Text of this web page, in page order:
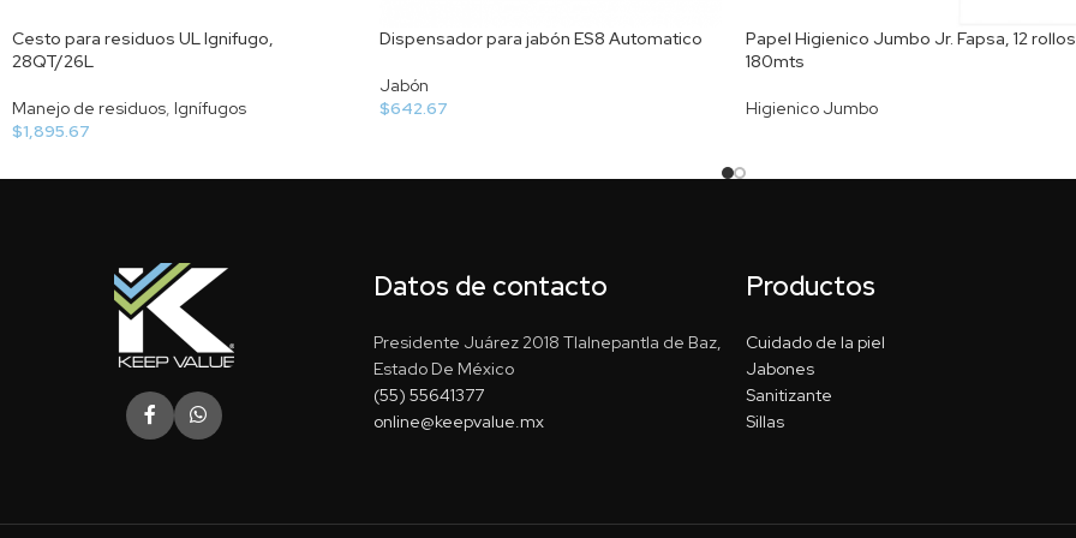
Cesto para residuos UL Ignifugo,
28QT/26L
Manejo de residuos, Ignífugos
$1,895.67
Dispensador para jabón ES8 Automatico
Jabón
$642.67
Papel Higienico Jumbo Jr. Fapsa, 12 rollos
180mts
Higienico Jumbo
Datos de contacto
Presidente Juárez 2018 Tlalnepantla de Baz,
Estado De México
(55) 55641377
online@keepvalue.mx
Productos
Cuidado de la piel
Jabones
Sanitizante
Sillas